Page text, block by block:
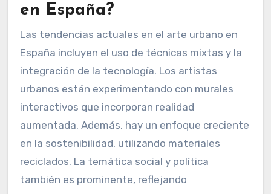
en España?
Las tendencias actuales en el arte urbano en
España incluyen el uso de técnicas mixtas y la
integración de la tecnología. Los artistas
urbanos están experimentando con murales
interactivos que incorporan realidad
aumentada. Además, hay un enfoque creciente
en la sostenibilidad, utilizando materiales
reciclados. La temática social y política
también es prominente, reflejando